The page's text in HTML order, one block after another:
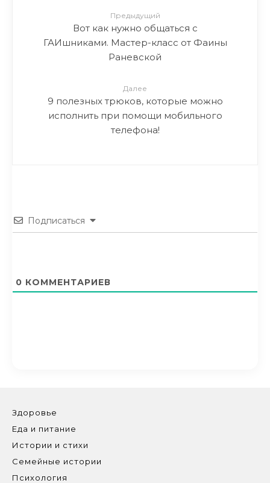
Предыдущий
Вот как нужно общаться с
ГАИшниками. Мастер-класс от Фаины
Раневской
Далее
9 полезных трюков, которые можно
исполнить при помощи мобильного
телефона!
Подписаться
0 КОММЕНТАРИЕВ
Здоровье
Еда и питание
Истории и стихи
Семейные истории
Психология